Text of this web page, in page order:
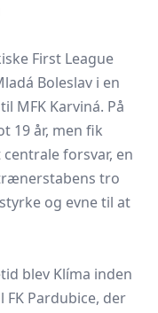
First League
Boleslav i en
MFK Karviná. På
19 år, men fik
forsvar, en
tro
og evne til at
blev Klíma inden
Pardubice, der